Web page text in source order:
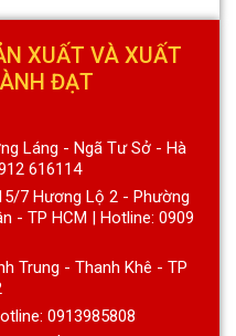
XUẤT VÀ XUẤT
ĐẠT
Láng - Ngã Tư Sở - Hà
616114
7 Hương Lộ 2 - Phường
- TP HCM | Hotline: 0909
Trung - Thanh Khê - TP
0913985808